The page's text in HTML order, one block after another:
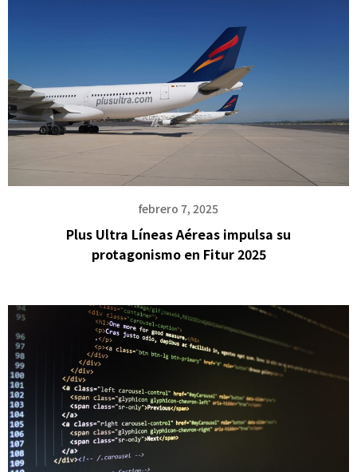
febrero 7, 2025
Plus Ultra Líneas Aéreas impulsa su
protagonismo en Fitur 2025